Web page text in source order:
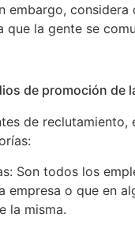
embargo, considera
que la gente se
de promoción de
de reclutamiento,
Son todos los
empresa o que en
la misma.